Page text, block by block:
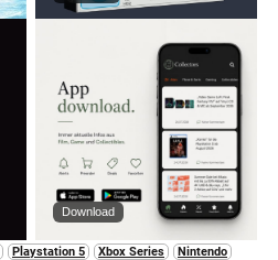
Download
Playstation 5 Xbox Series
Nintendo